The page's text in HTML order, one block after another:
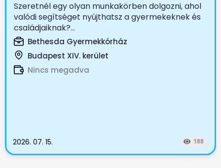
Szeretnél egy olyan munkakörben dolgozni, ahol
valódi segítséget nyújthatsz a gyermekeknek és
családjaiknak?...
Bethesda Gyermekkórház
Budapest XIV. kerület
Nincs megadva
2026. 07. 15. 188